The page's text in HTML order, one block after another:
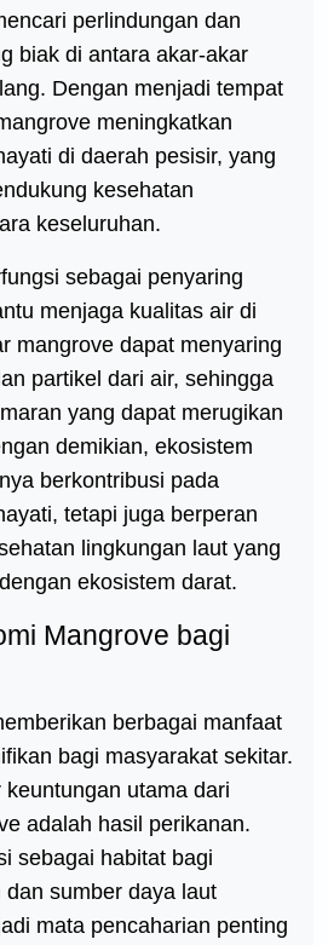
perlindungan dan
biak di antara akar-akar
Dengan menjadi tempat
meningkatkan
di daerah pesisir, yang
kesehatan
keseluruhan.
sebagai penyaring
menjaga kualitas air di
mangrove dapat menyaring
partikel dari air, sehingga
yang dapat merugikan
demikian, ekosistem
berkontribusi pada
tetapi juga berperan
lingkungan laut yang
ekosistem darat.
Mangrove bagi
berbagai manfaat
bagi masyarakat sekitar.
utama dari
adalah hasil perikanan.
sebagai habitat bagi
dan sumber daya laut
mata pencaharian penting